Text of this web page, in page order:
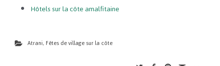
Hôtels sur la côte amalfitaine
Atrani, Fêtes de village sur la côte